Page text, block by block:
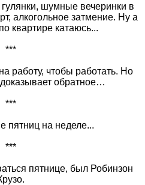
шумные вечеринки в
алкогольное затмение. Ну а
квартире катаюсь...
***
работу, чтобы работать. Но
обратное…
***
пятниц на неделе...
***
пятнице, был Робинзон